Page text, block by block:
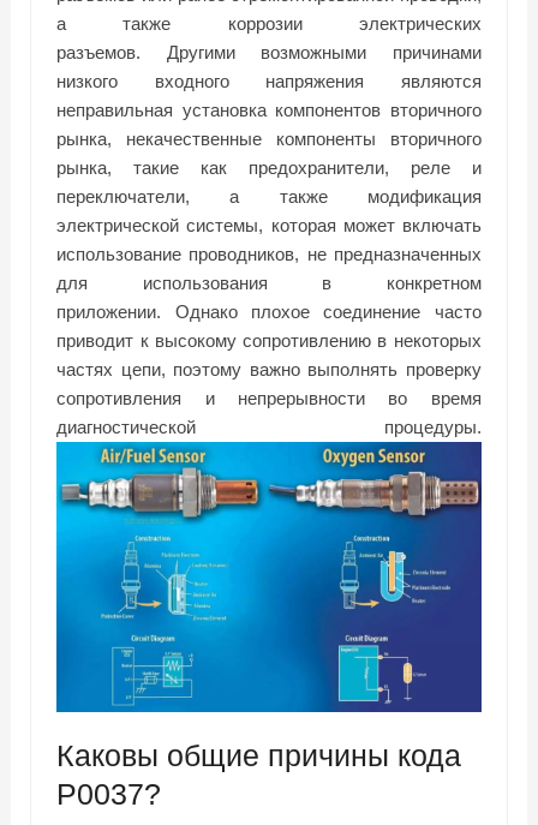
а также коррозии электрических
разъемов. Другими возможными причинами
низкого входного напряжения являются
неправильная установка компонентов вторичного
рынка, некачественные компоненты вторичного
рынка, такие как предохранители, реле и
переключатели, а также модификация
электрической системы, которая может включать
использование проводников, не предназначенных
для использования в конкретном
приложении. Однако плохое соединение часто
приводит к высокому сопротивлению в некоторых
частях цепи, поэтому важно выполнять проверку
сопротивления и непрерывности во время
диагностической процедуры.
Каковы общие причины кода
P0037?